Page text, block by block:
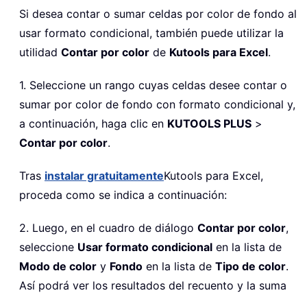
Si desea contar o sumar celdas por color de fondo al
usar formato condicional, también puede utilizar la
utilidad Contar por color de Kutools para Excel.
1. Seleccione un rango cuyas celdas desee contar o
sumar por color de fondo con formato condicional y,
a continuación, haga clic en KUTOOLS PLUS >
Contar por color.
Tras instalar gratuitamenteKutools para Excel,
proceda como se indica a continuación:
2. Luego, en el cuadro de diálogo Contar por color,
seleccione Usar formato condicional en la lista de
Modo de color y Fondo en la lista de Tipo de color.
Así podrá ver los resultados del recuento y la suma